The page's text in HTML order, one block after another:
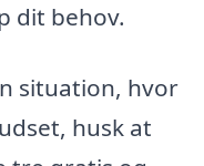
dit behov.
situation, hvor
husk at